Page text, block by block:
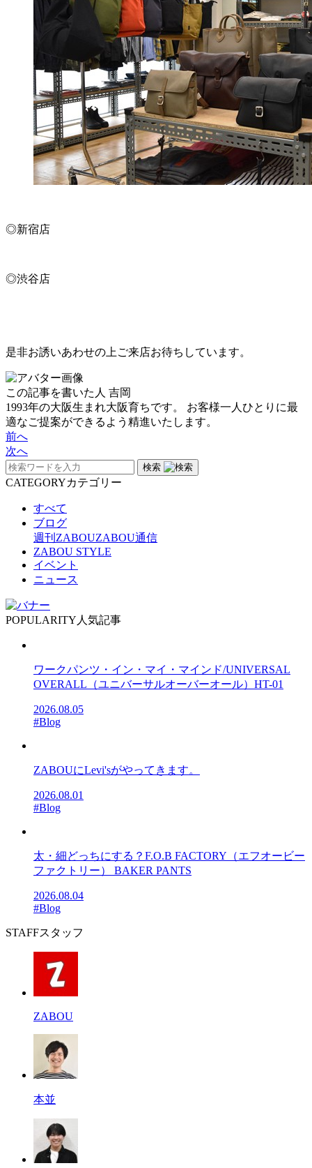
◎新宿店
◎渋谷店
是非お誘いあわせの上ご来店お待ちしています。
この記事を書いた人 吉岡
1993年の大阪生まれ大阪育ちです。 お客様一人ひとりに最
適なご提案ができるよう精進いたします。
前へ
次へ
検索
CATEGORYカテゴリー
すべて
ブログ
週刊ZABOUZABOU通信
ZABOU STYLE
イベント
ニュース
POPULARITY 人気記事
ワークパンツ・イン・マイ・マインド/UNIVERSAL
OVERALL（ユニバーサルオーバーオール）HT-01
2026.08.05
#Blog
ZABOUにLevi'sがやってきます。
2026.08.01
#Blog
太・細どっちにする？F.O.B FACTORY（エフオービー
ファクトリー） BAKER PANTS
2026.08.04
#Blog
STAFFスタッフ
ZABOU
本並